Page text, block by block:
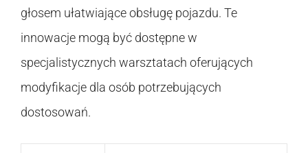
głosem ułatwiające obsługę pojazdu. Te
innowacje mogą być dostępne w
specjalistycznych warsztatach oferujących
modyfikacje dla osób potrzebujących
dostosowań.